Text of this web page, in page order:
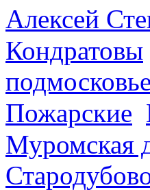
Алексей
Кондратовы
Пожарские
Муромская